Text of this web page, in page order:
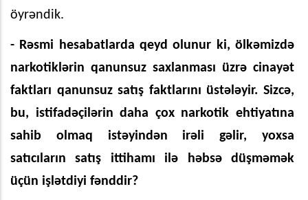
öyrəndik.
- Rəsmi hesabatlarda qeyd olunur ki, ölkəmizdə
narkotiklərin qanunsuz saxlanması üzrə cinayət
faktları qanunsuz satış faktlarını üstələyir. Sizcə,
bu, istifadəçilərin daha çox narkotik ehtiyatına
sahib olmaq istəyindən irəli gəlir, yoxsa
satıcıların satış ittihamı ilə həbsə düşməmək
üçün işlətdiyi fənddir?